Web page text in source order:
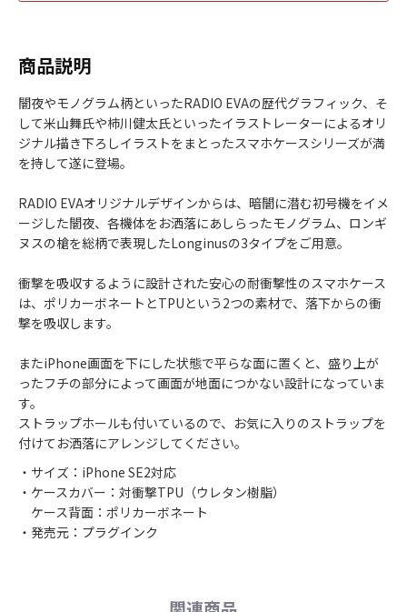
商品説明
闇夜やモノグラム柄といったRADIO EVAの歴代グラフィック、そ
して米山舞氏や柿川健太氏といったイラストレーターによるオリ
ジナル描き下ろしイラストをまとったスマホケースシリーズが満
を持して遂に登場。
RADIO EVAオリジナルデザインからは、暗闇に潜む初号機をイメ
ージした闇夜、各機体をお洒落にあしらったモノグラム、ロンギ
ヌスの槍を総柄で表現したLonginusの3タイプをご用意。
衝撃を吸収するように設計された安心の耐衝撃性のスマホケース
は、ポリカーボネートとTPUという2つの素材で、落下からの衝
撃を吸収します。
またiPhone画面を下にした状態で平らな面に置くと、盛り上が
ったフチの部分によって画面が地面につかない設計になっていま
す。
ストラップホールも付いているので、お気に入りのストラップを
付けてお洒落にアレンジしてください。
・サイズ：iPhone SE2対応
・ケースカバー：対衝撃TPU（ウレタン樹脂）
ケース背面：ポリカーボネート
・発売元：プラグインク